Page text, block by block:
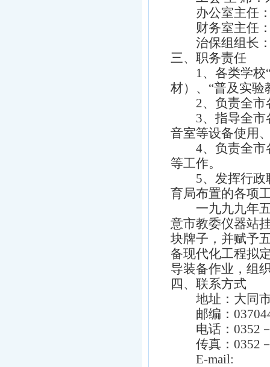
办公室主任：
财务室主任：
治保组组长：
三、职务责任
1、各类学校“
材）、“普及实验
2、负责全市
3、指导全市各
音室等设备使用
4、负责全市各
等工作。
5、发挥行政职
育局布置的各项
一九九九年五
意市教委仪器站
块牌子，并赋予
备现代化工程拟
导装备作业，组
四、联系方式
地址：大同市
邮编：
电话：0352－
传真：0352－
E-mail: